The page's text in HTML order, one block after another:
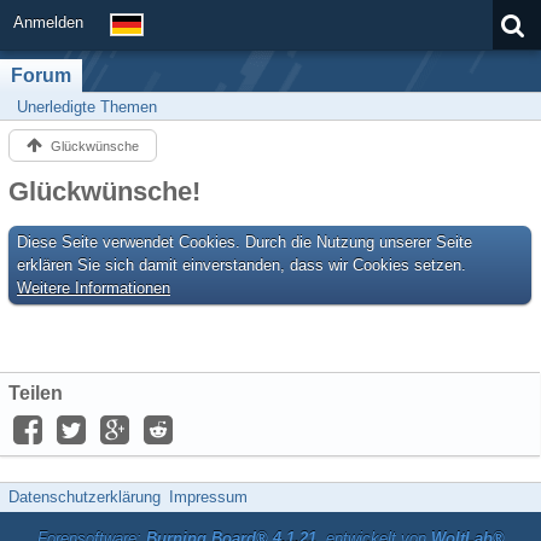
Anmelden
Forum
Unerledigte Themen
Glückwünsche
Glückwünsche!
Diese Seite verwendet Cookies. Durch die Nutzung unserer Seite
erklären Sie sich damit einverstanden, dass wir Cookies setzen.
Weitere Informationen
Teilen
Datenschutzerklärung Impressum